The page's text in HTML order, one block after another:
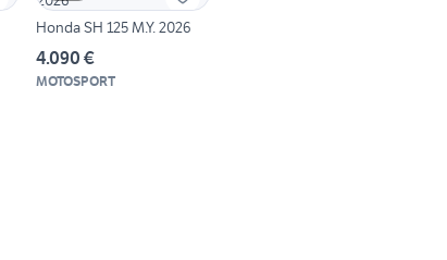
Honda SH 125 M.Y. 2026
4.090 €
MOTOSPORT